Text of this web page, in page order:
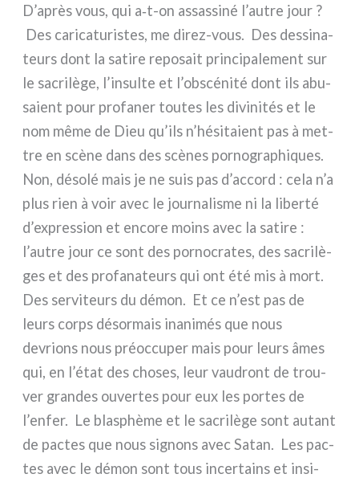
D’après vous, qui a‑t-on assas­si­né l’autre jour ?
Des cari­ca­tu­ri­stes, me direz-vous. Des des­si­na­
teurs dont la sati­re repo­sait prin­ci­pa­le­ment sur
le sacri­lè­ge, l’insulte et l’obscénité dont ils abu­
sa­ient pour pro­fa­ner tou­tes les divi­ni­tés et le
nom même de Dieu qu’ils n’hésitaient pas à met­
tre en scè­ne dans des scè­nes por­no­gra­phi­ques.
Non, déso­lé mais je ne suis pas d’accord : cela n’a
plus rien à voir avec le jour­na­li­sme ni la liber­té
d’expression et enco­re moins avec la sati­re :
l’autre jour ce sont des por­no­cra­tes, des sacri­lè­
ges et des pro­fa­na­teurs qui ont été mis à mort.
Des ser­vi­teurs du démon. Et ce n’est pas de
leurs corps désor­mais ina­ni­més que nous
devrions nous préoc­cu­per mais pour leurs âmes
qui, en l’état des cho­ses, leur vau­dront de trou­
ver gran­des ouver­tes pour eux les por­tes de
l’enfer. Le bla­sphè­me et le sacri­lè­ge sont autant
de pac­tes que nous signons avec Satan. Les pac­
tes avec le démon sont tous incer­tains et insi­